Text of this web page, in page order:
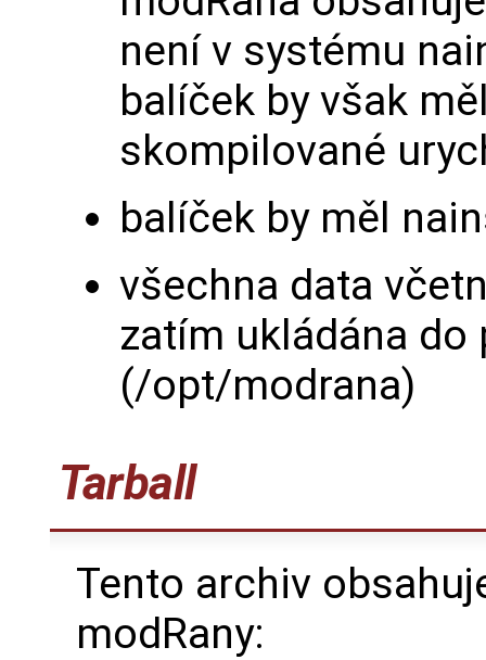
není v systému
balíček by však
skompilované
balíček by měl
všechna data
zatím ukládána
(/opt/modrana)
Tarball
Tento archiv
modRany: